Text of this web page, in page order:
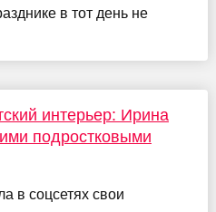
в тот день не
интерьер: Ирина
подростковыми
в соцсетях свои